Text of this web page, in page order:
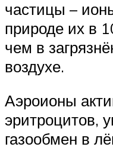
частицы –
природе их в
чем в
воздухе.
Аэроионы
эритроцитов,
газообмен в